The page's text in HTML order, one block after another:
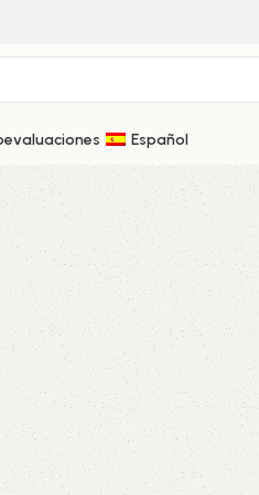
Español
Magnesium
Raspberry Gummies
View Details